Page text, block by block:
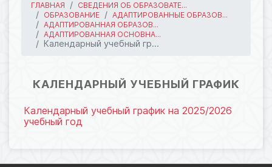
ГЛАВНАЯ
СВЕДЕНИЯ ОБ ОБРАЗОВАТЕ...
ОБРАЗОВАНИЕ
АДАПТИРОВАННЫЕ ОБРАЗОВ...
АДАПТИРОВАННАЯ ОБРАЗОВ...
АДАПТИРОВАННАЯ ОСНОВНА...
Календарный учебный гр...
КАЛЕНДАРНЫЙ УЧЕБНЫЙ ГРАФИК
Календарный учебный график на 2025/2026
учебный год